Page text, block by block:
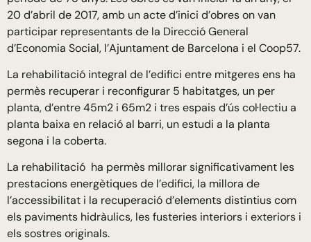
20 d’abril de 2017, amb un acte d’inici d’obres on van
participar representants de la Direcció General
d’Economia Social, l’Ajuntament de Barcelona i el Coop57.
La rehabilitació integral de l’edifici entre mitgeres ens ha
permès recuperar i reconfigurar 5 habitatges, un per
planta, d’entre 45m2 i 65m2 i tres espais d’ús col·lectiu a
planta baixa en relació al barri, un estudi a la planta
segona i la coberta.
La rehabilitació ha permès millorar significativament les
prestacions energètiques de l’edifici, la millora de
l’accessibilitat i la recuperació d’elements distintius com
els paviments hidràulics, les fusteries interiors i exteriors i
els sostres originals.